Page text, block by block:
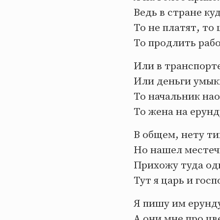
Ведь в стране
То не платят, то
То продлить
Или в
Или деньги
То начальник
То жена на
В общем, нету
Но нашел
Прихожу туда
Тут я царь и
Я пишу им